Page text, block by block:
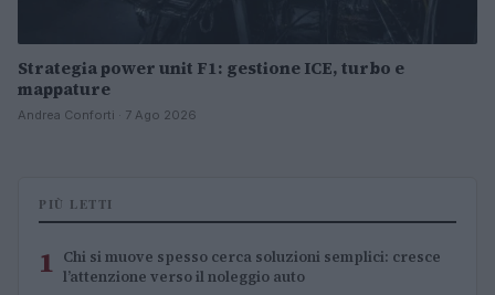
Strategia power unit F1: gestione ICE, turbo e
mappature
Andrea Conforti · 7 Ago 2026
PIÙ LETTI
1 Chi si muove spesso cerca soluzioni semplici: cresce
l’attenzione verso il noleggio auto